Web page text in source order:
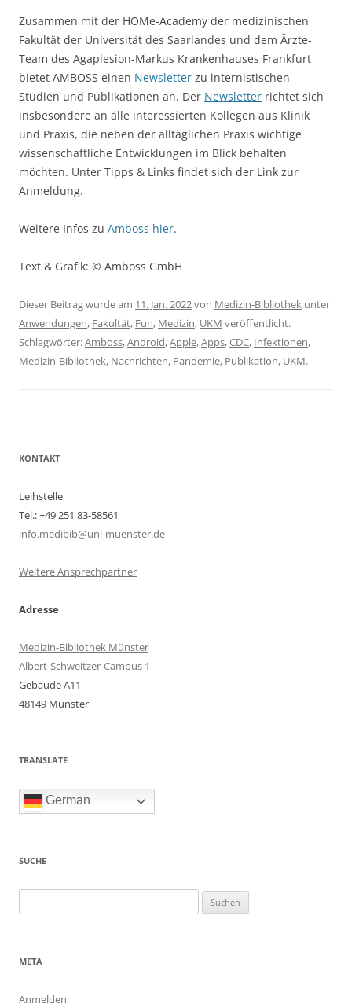
Zusammen mit der HOMe-Academy der medizinischen
Fakultät der Universität des Saarlandes und dem Ärzte-
Team des Agaplesion-Markus Krankenhauses Frankfurt
bietet AMBOSS einen Newsletter zu internistischen
Studien und Publikationen an. Der Newsletter richtet sich
insbesondere an alle interessierten Kollegen aus Klinik
und Praxis, die neben der alltäglichen Praxis wichtige
wissenschaftliche Entwicklungen im Blick behalten
möchten. Unter Tipps & Links findet sich der Link zur
Anmeldung.
Weitere Infos zu Amboss hier.
Text & Grafik: © Amboss GmbH
Dieser Beitrag wurde am 11. Jan. 2022von Medizin-Bibliothek unter
Anwendungen, Fakultät, Fun, Medizin, UKM veröffentlicht.
Schlagwörter:Amboss,Android,Apple,Apps,CDC, Infektionen,
Medizin-Bibliothek, Nachrichten, Pandemie, Publikation, UKM.
KONTAKT
Leihstelle
Tel.: +49 251 83-58561
info.medibib@uni-muenster.de
Weitere Ansprechpartner
Adresse
Medizin-Bibliothek Münster
Albert-Schweitzer-Campus 1
Gebäude A11
48149 Münster
TRANSLATE
German
SUCHE
nach:
META
Anmelden